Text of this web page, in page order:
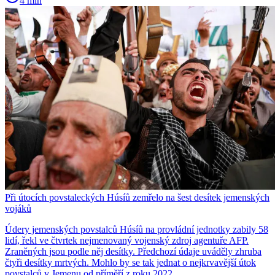
Při útocích povstaleckých Húsíů zemřelo na šest desítek jemenských
vojáků
Údery jemenských povstalců Húsíů na provládní jednotky zabily 58
lidí, řekl ve čtvrtek nejmenovaný vojenský zdroj agentuře AFP.
Zraněných jsou podle něj desítky. Předchozí údaje uváděly zhruba
čtyři desítky mrtvých. Mohlo by se tak jednat o nejkrvavější útok